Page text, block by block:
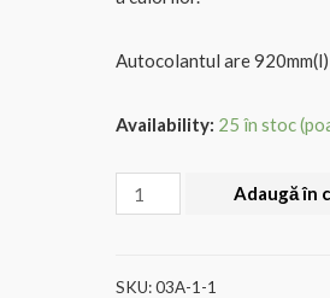
Autocolantul are
Availability: 25 în stoc
Cantitate
AUTOCOLANT
03
Adaugă în
SKU:03A-1-1